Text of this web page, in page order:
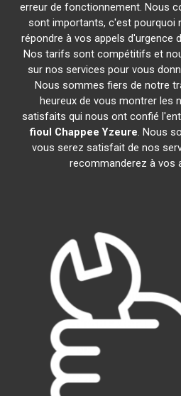
erreur de fonctionnement. Nous
sont importants, c'est pourquoi
répondre à vos appels d'urgence
Nos tarifs sont compétitifs et
sur nos services pour vous
Nous sommes fiers de notre
heureux de vous montrer les
satisfaits qui nous ont confié
fioul Chappee Yzeure. Nous
vous serez satisfait de nos
recommanderez à vos